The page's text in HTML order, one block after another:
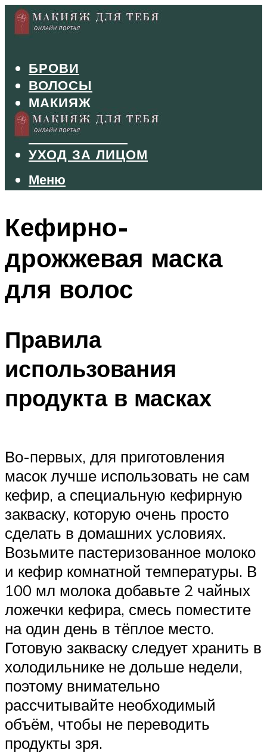
БРОВИ
ВОЛОСЫ
МАКИЯЖ
МАНИКЮР
ТУШЬ И ТЕНИ
УХОД ЗА ЛИЦОМ
Меню
Меню
Кефирно-
дрожжевая маска
для волос
Правила
использования
продукта в масках
Во-первых, для приготовления
масок лучше использовать не сам
кефир, а специальную кефирную
закваску, которую очень просто
сделать в домашних условиях.
Возьмите пастеризованное молоко
и кефир комнатной температуры. В
100 мл молока добавьте 2 чайных
ложечки кефира, смесь поместите
на один день в тёплое место.
Готовую закваску следует хранить в
холодильнике не дольше недели,
поэтому внимательно
рассчитывайте необходимый
объём, чтобы не переводить
продукты зря.